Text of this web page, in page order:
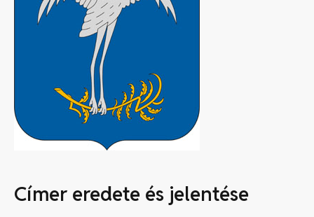
Címer eredete és jelentése